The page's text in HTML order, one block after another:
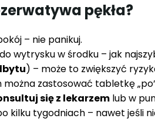
pękła?
– nie panikuj.
do wytrysku w środku – jak
) – może to zwiększyć
można zastosować tabletkę
się z lekarzem lub w
kilku tygodniach – nawet jeśli